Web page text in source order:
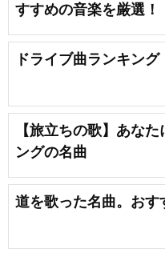
すすめの音楽を厳選！
ドライブ曲ランキング
【旅立ちの歌】あな
ングの名曲
道を歌った名曲。おす